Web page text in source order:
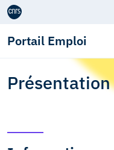
Aller au contenu
Portail Emploi